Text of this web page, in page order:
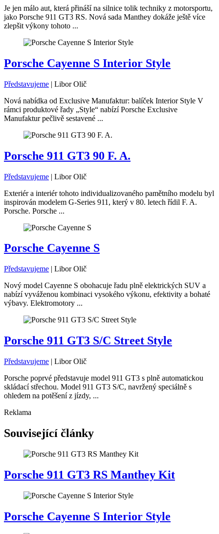
Je jen málo aut, která přináší na silnice tolik techniky z motorsportu,
jako Porsche 911 GT3 RS. Nová sada Manthey dokáže ještě více
zlepšit výkony tohoto ...
Porsche Cayenne S Interior Style
Představujeme | Libor Olič
Nová nabídka od Exclusive Manufaktur: balíček Interior Style V
rámci produktové řady „Style“ nabízí Porsche Exclusive
Manufaktur pečlivě sestavené ...
Porsche 911 GT3 90 F. A.
Představujeme | Libor Olič
Exteriér a interiér tohoto individualizovaného pamětního modelu byl
inspirován modelem G-Series 911, který v 80. letech řídil F. A.
Porsche. Porsche ...
Porsche Cayenne S
Představujeme | Libor Olič
Nový model Cayenne S obohacuje řadu plně elektrických SUV a
nabízí vyváženou kombinaci vysokého výkonu, efektivity a bohaté
výbavy. Elektromotory ...
Porsche 911 GT3 S/C Street Style
Představujeme | Libor Olič
Porsche poprvé představuje model 911 GT3 s plně automatickou
skládací střechou. Model 911 GT3 S/C, navržený speciálně s
ohledem na potěšení z jízdy, ...
Reklama
Související články
Porsche 911 GT3 RS Manthey Kit
Porsche Cayenne S Interior Style